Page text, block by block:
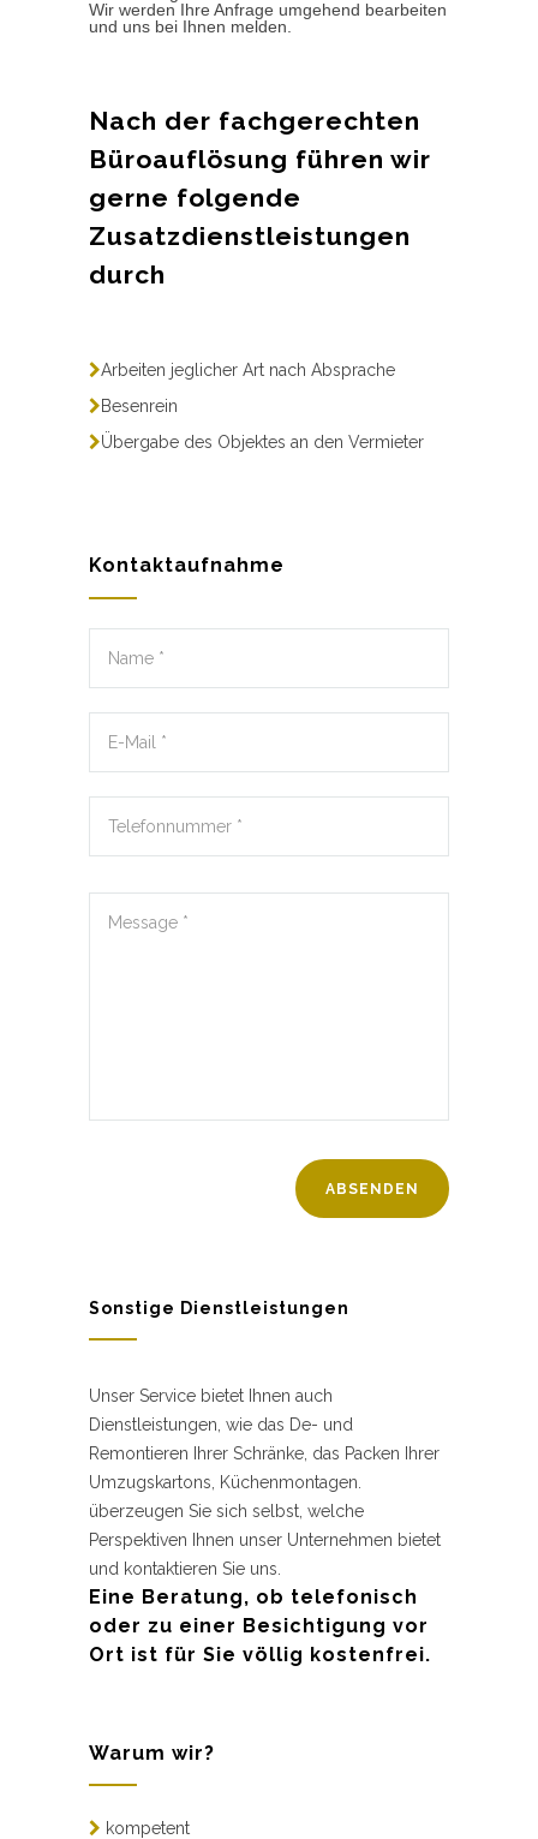
Wir werden Ihre Anfrage umgehend bearbeiten
und uns bei Ihnen melden.
Nach der fachgerechten
Büroauflösung führen wir
gerne folgende
Zusatzdienstleistungen
durch
Arbeiten jeglicher Art nach Absprache
Besenrein
Übergabe des Objektes an den Vermieter
Kontaktaufnahme
Sonstige Dienstleistungen
Unser Service bietet Ihnen auch
Dienstleistungen, wie das De- und
Remontieren Ihrer Schränke, das Packen Ihrer
Umzugskartons, Küchenmontagen.
überzeugen Sie sich selbst, welche
Perspektiven Ihnen unser Unternehmen bietet
und kontaktieren Sie uns.
Eine Beratung, ob telefonisch
oder zu einer Besichtigung vor
Ort ist für Sie völlig kostenfrei.
Warum wir?
kompetent